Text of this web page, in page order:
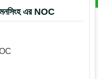
এর NOC